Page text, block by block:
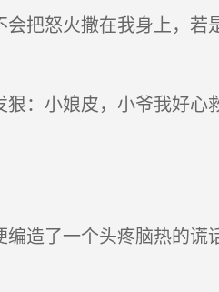
把怒火撒在我身上，若
：小娘皮，小爷我好心
造了一个头疼脑热的谎